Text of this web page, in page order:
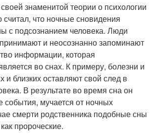
знаменитой теории о психологии
считал, что ночные сновидения
с подсознанием человека. Люди
и неосознанно запоминают
информации, которая
во снах. К примеру, болезни и
и близких оставляют свой след в
В результате во время сна он
события, мучается от ночных
смерти родственника подобные сны
пророческие.